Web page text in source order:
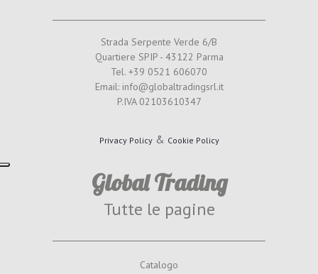
Strada Serpente Verde 6/B
Quartiere SPIP - 43122 Parma
Tel. +39 0521 606070
Email: info@globaltradingsrl.it
P.IVA 02103610347
Privacy Policy& Cookie Policy
Global Trading
Tutte le pagine
Catalogo